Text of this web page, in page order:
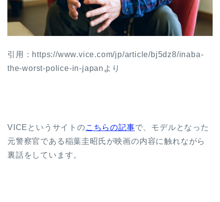
引用：https://www.vice.com/jp/article/bj5dz8/inaba-
the-worst-police-in-japanより
VICEというサイトのこちらの記事で、モデルとなった
元警察官である稲葉圭昭氏が映画の内容に触れながら
裏話をしています。